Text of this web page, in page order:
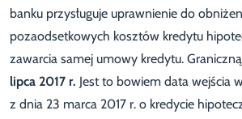
banku przysługuje uprawnienie do
pozaodsetkowych kosztów kredytu
zawarcia samej umowy kredytu.
lipca 2017 r. Jest to bowiem data wejścia
z dnia 23 marca 2017 r. o kredycie